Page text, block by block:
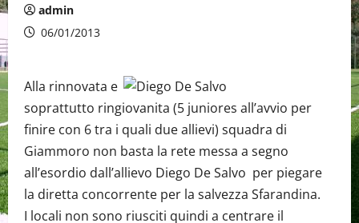
admin
06/01/2013
Alla rinnovata e
soprattutto ringiovanita (5 juniores all’avvio per
finire con 6 tra i quali due allievi) squadra di
Giammoro non basta la rete messa a segno
all’esordio dall’allievo Diego De Salvo per piegare
la diretta concorrente per la salvezza Sfarandina.
I locali non sono riusciti quindi a centrare il